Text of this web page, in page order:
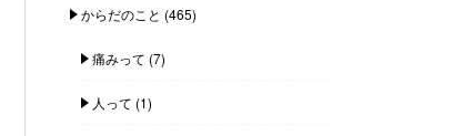
からだのこと (465)
痛みって (7)
人って (1)